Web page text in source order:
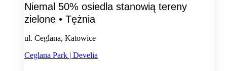
Niemal 50% osiedla stanowią tereny
zielone • Tężnia
ul. Ceglana, Katowice
Ceglana Park | Develia